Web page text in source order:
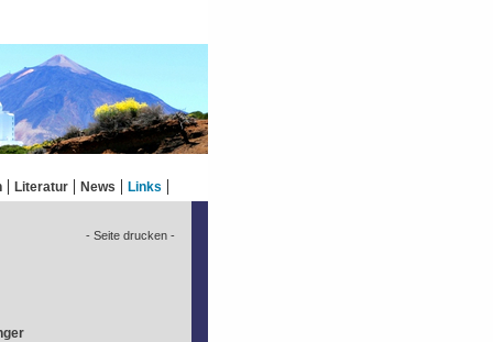
Literatur News Links
- Seite drucken -